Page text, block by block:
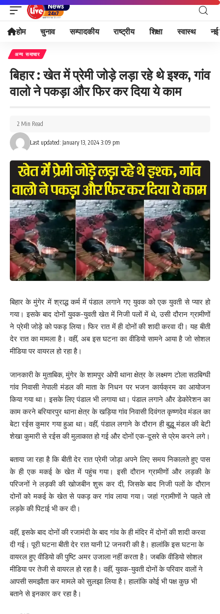
होम चुनाव सम्पादकीय राष्ट्रीय शिक्षा स्वास्थ नई
अन्य समाचार
बिहार : खेत में प्रेमी जोड़े लड़ा रहे थे इश्क, गांव
वालो ने पकड़ा और फिर कर दिया ये काम
Last updated: January 13, 2024 3:09 pm
2 Min Read
बिहार के मुंगेर में श्राद्ध कर्म में पंडाल लगाने गए युवक को एक युवती से प्यार हो
गया। इसके बाद दोनों युवक-युवती खेत में निजी पलों में थे, उसी दौरान ग्रामीणों
ने प्रेमी जोड़े को पकड़ लिया। फिर रात में ही दोनों की शादी करवा दी। यह बीती
देर रात का मामला है। वहीं, अब इस घटना का वीडियो सामने आया है जो सोशल
मीडिया पर वायरल हो रहा है।
जानकारी के मुताबिक, मुंगेर के शामपुर ओपी थाना क्षेत्र के लक्ष्मण टोला सठबिग्घी
गांव निवासी नेपाली मंडल की माता के निधन पर भजन कार्यक्रम का आयोजन
किया गया था। इसके लिए पंडाल भी लगाया था। पंडाल लगाने और डेकोरेशन का
काम करने बरियारपुर थाना क्षेत्र के खड़िया गांव निवासी दिवंगत कृष्णदेव मंडल का
बेटा रईस कुमार गया हुआ था। वहीं, पंडाल लगाने के दौरान ही बुद्धू मंडल की बेटी
शेखा कुमारी से रईस की मुलाकात हो गई और दोनों एक-दूसरे से प्रेम करने लगे।
बताया जा रहा है कि बीती देर रात प्रेमी जोड़ा अपने लिए समय निकालते हुए पास
के ही एक मकई के खेत में पहुंच गया। इसी दौरान ग्रामीणों और लड़की के
परिजनों ने लड़की की खोजबीन शुरू कर दी, जिसके बाद निजी पलों के दौरान
दोनों को मकई के खेत से पकड़ कर गांव लाया गया। जहां ग्रामीणों ने पहले तो
लड़के की पिटाई भी कर दी।
वहीं, इसके बाद दोनों की रजामंदी के बाद गांव के ही मंदिर में दोनों की शादी करवा
दी गई। पूरी घटना बीती देर रात यानी 12 जनवरी की है। हालांकि इस घटना के
वायरल हुए वीडियो की पुष्टि अमर उजाला नहीं करता है। जबकि वीडियो सोशल
मीडिया पर तेजी से वायरल हो रहा है। वहीं, युवक-युवती दोनों के परिवार वालों ने
आपसी समझौता कर मामले को सुलझा लिया है। हालांकि कोई भी पक्ष कुछ भी
बताने से इनकार कर रहा है।